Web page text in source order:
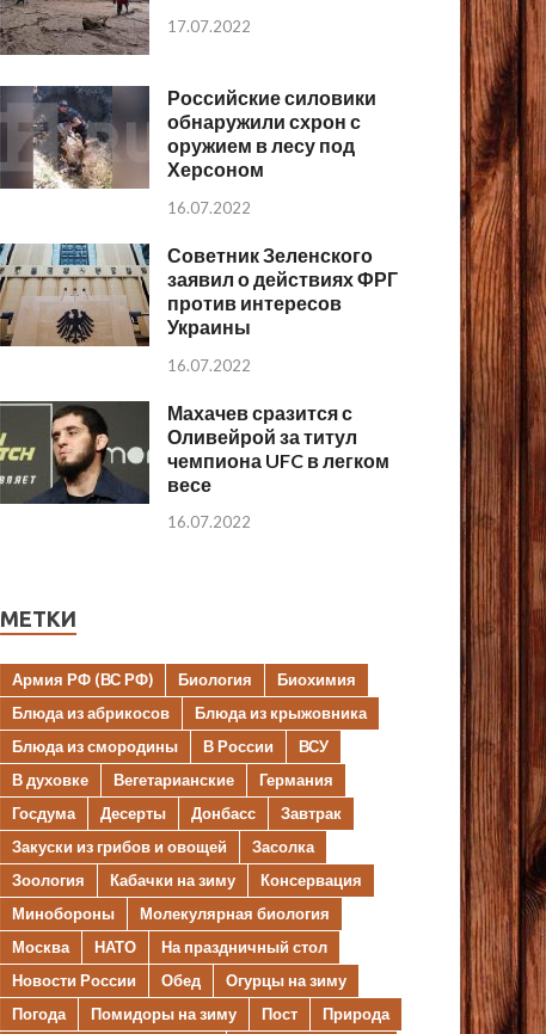
17.07.2022
Российские силовики
обнаружили схрон с
оружием в лесу под
Херсоном
16.07.2022
Советник Зеленского
заявил о действиях ФРГ
против интересов
Украины
16.07.2022
Махачев сразится с
Оливейрой за титул
чемпиона UFC в легком
весе
16.07.2022
МЕТКИ
Армия РФ (ВС РФ) Биология
Биохимия
Блюда из абрикосов
Блюда из крыжовника
Блюда из смородины
В России
ВСУ
В духовке
Вегетарианские
Германия
Госдума
Десерты Донбасс
Завтрак
Закуски из грибов и овощей
Засолка
Зоология
Кабачки на зиму
Консервация
Минобороны
Молекулярная биология
Москва
НАТО
На праздничный стол
Новости России
Обед
Огурцы на зиму
Погода
Помидоры на зиму Пост Природа